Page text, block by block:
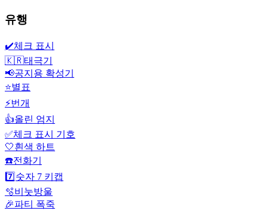
유행
✔️체크 표시
🇰🇷태극기
📢공지용 확성기
⭐별표
⚡번개
👍올린 엄지
✅체크 표시 기호
🤍흰색 하트
☎️전화기
7️⃣ 숫자 7 키캡
🫧비눗방울
🎉파티 폭죽